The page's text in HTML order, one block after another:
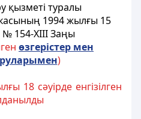
қызметi туралы
1994 жылғы 15
№ 154-XIII Заңы
өзгерістер мен
)
18 сәуірде енгізілген